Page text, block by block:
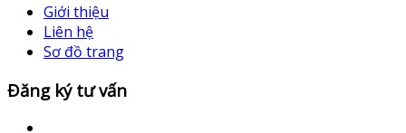
Giới thiệu
Liên hệ
Sơ đồ trang
Đăng ký tư vấn